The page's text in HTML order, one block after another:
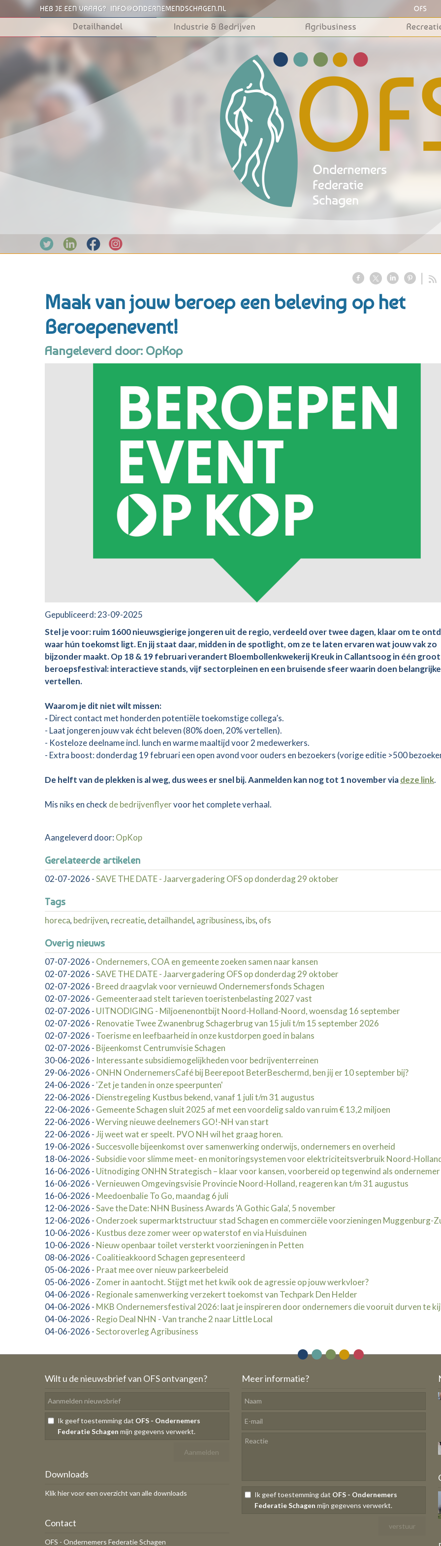
Maak van jouw beroep een beleving op het
Beroepenevent!
Aangeleverd door: OpKop
Gepubliceerd: 23-09-2025
Stel je voor: ruim 1600 nieuwsgierige jongeren uit de regio, verdeeld over twee dagen, klaar om te
waar hún toekomst ligt. En jij staat daar, midden in de spotlight, om ze te laten ervaren wat jouw vak zo
bijzonder maakt.Op 18 & 19 februari verandert Bloembollenkwekerij Kreuk in Callantsoog in één groot
beroepsfestival: interactieve stands, vijf sectorpleinen en een bruisende sfeer waarin doen
vertellen.
Waarom je dit niet wilt missen:
- Direct contact met honderden potentiële toekomstige collega’s.
- Laat jongeren jouw vak écht beleven (80% doen, 20% vertellen).
- Kosteloze deelname incl. lunch en warme maaltijd voor 2 medewerkers.
- Extra boost: donderdag 19 februari een open avond voor ouders en bezoekers (vorige editie >500
De helft van de plekken is al weg, dus wees er snel bij. Aanmelden kan nog tot 1 november viadeze link.
Mis niks en check de bedrijvenflyervoor het complete verhaal.
Aangeleverd door: OpKop
Gerelateerde artikelen
02-07-2026 -SAVE THE DATE - Jaarvergadering OFS op donderdag 29 oktober
Tags
horeca, bedrijven, recreatie, detailhandel, agribusiness, ibs, ofs
Overig nieuws
07-07-2026 - Ondernemers, COA en gemeente zoeken samen naar kansen
02-07-2026 -SAVE THE DATE - Jaarvergadering OFS op donderdag 29 oktober
02-07-2026 - Breed draagvlak voor vernieuwd Ondernemersfonds Schagen
02-07-2026 - Gemeenteraad stelt tarieven toeristenbelasting 2027 vast
02-07-2026 - UITNODIGING - Miljoenenontbijt Noord-Holland-Noord, woensdag 16 september
02-07-2026 - Renovatie Twee Zwanenbrug Schagerbrug van 15 juli t/m 15 september 2026
02-07-2026 - Toerisme en leefbaarheid in onze kustdorpen goed in balans
02-07-2026 - Bijeenkomst Centrumvisie Schagen
30-06-2026 - Interessante subsidiemogelijkheden voor bedrijventerreinen
29-06-2026 - ONHN OndernemersCafé bij Beerepoot BeterBeschermd, ben jij er 10 september bij?
24-06-2026 - 'Zet je tanden in onze speerpunten'
22-06-2026 - Dienstregeling Kustbus bekend, vanaf 1 juli t/m 31 augustus
22-06-2026 - Gemeente Schagen sluit 2025 af met een voordelig saldo van ruim € 13,2 miljoen
22-06-2026 -Werving nieuwe deelnemers GO!-NH van start
22-06-2026 -Jij weet wat er speelt. PVO NH wil het graag horen.
19-06-2026 -Succesvolle bijeenkomst over samenwerking onderwijs, ondernemers en overheid
18-06-2026 -Subsidie voor slimme meet- en monitoringsystemen voor elektriciteitsverbruik Noord-
16-06-2026 - Uitnodiging ONHN Strategisch – klaar voor kansen, voorbereid op tegenwind als ondernemer
16-06-2026 -Vernieuwen Omgevingsvisie Provincie Noord-Holland, reageren kan t/m 31 augustus
16-06-2026 - Meedoenbalie To Go, maandag 6 juli
12-06-2026 -Save the Date: NHN Business Awards 'A Gothic Gala', 5 november
12-06-2026 - Onderzoek supermarktstructuur stad Schagen en commerciële voorzieningen Muggenburg-
10-06-2026 - Kustbus deze zomer weer op waterstof en via Huisduinen
10-06-2026 - Nieuw openbaar toilet versterkt voorzieningen in Petten
08-06-2026 - Coalitieakkoord Schagen gepresenteerd
05-06-2026 - Praat mee over nieuw parkeerbeleid
05-06-2026 - Zomer in aantocht. Stijgt met het kwik ook de agressie op jouw werkvloer?
04-06-2026 - Regionale samenwerking verzekert toekomst van Techpark Den Helder
04-06-2026 - MKB Ondernemersfestival 2026: laat je inspireren door ondernemers die vooruit durven te
04-06-2026 - Regio Deal NHN - Van tranche 2 naar Little Local
04-06-2026 -Sectoroverleg Agribusiness
Wilt u de nieuwsbrief van OFS ontvangen?
Ik geef toestemming dat OFS - Ondernemers
Federatie Schagen mijn gegevens verwerkt.
Downloads
Klik hier voor een overzicht van alle downloads
Contact
OFS - Ondernemers Federatie Schagen
Meer informatie?
Ik geef toestemming dat OFS - Ondernemers
Federatie Schagen mijn gegevens verwerkt.